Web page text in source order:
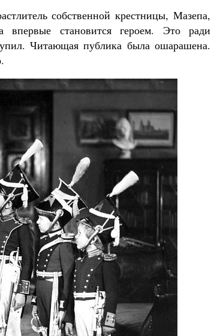
собственной крестницы, Мазепа,
впервые становится героем. Это ради
Читающая публика была ошарашена.